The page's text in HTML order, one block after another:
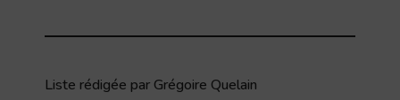
Liste rédigée par Grégoire Quelain